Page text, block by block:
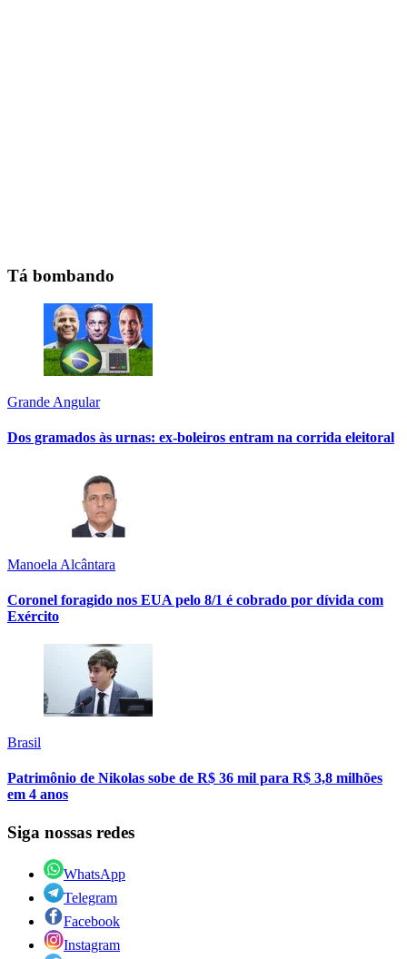
Tá bombando
Grande Angular
Dos gramados às urnas: ex-boleiros entram na corrida eleitoral
Manoela Alcântara
Coronel foragido nos EUA pelo 8/1 é cobrado por dívida com
Exército
Brasil
Patrimônio de Nikolas sobe de R$ 36 mil para R$ 3,8 milhões
em 4 anos
Siga nossas redes
WhatsApp
Telegram
Facebook
Instagram